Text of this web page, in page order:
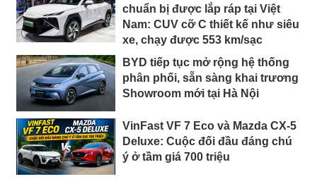
chuẩn bị được lắp ráp tại Việt
Nam: CUV cỡ C thiết kế như siêu
xe, chạy được 553 km/sạc
BYD tiếp tục mở rộng hệ thống
phân phối, sẵn sàng khai trương
Showroom mới tại Hà Nội
VinFast VF 7 Eco và Mazda CX-5
Deluxe: Cuộc đối đầu đáng chú
ý ở tầm giá 700 triệu